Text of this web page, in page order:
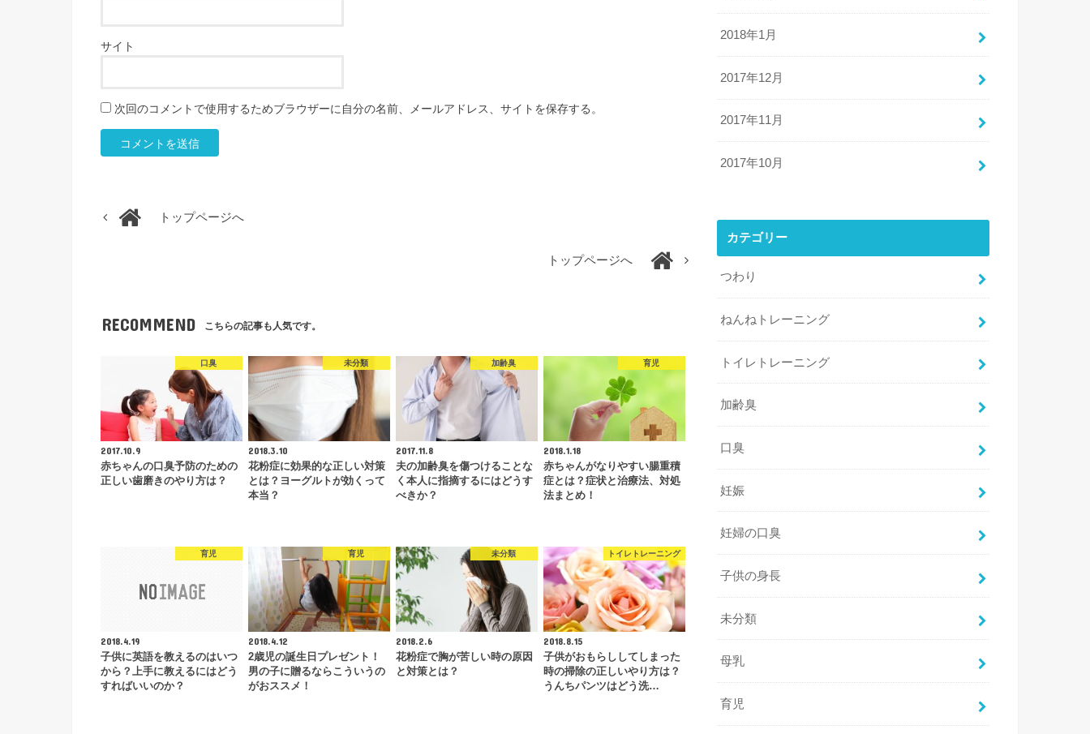
サイト
次回のコメントで使用するためブラウザーに自分の名前、メールアドレス、サイトを保存する。
トップページへ
トップページへ
RECOMMEND こちらの記事も人気です。
口臭
2017.10.9
赤ちゃんの口臭予防のための
正しい歯磨きのやり方は？
未分類
2018.3.10
花粉症に効果的な正しい対策
とは？ヨーグルトが効くって
本当？
加齢臭
2017.11.8
夫の加齢臭を傷つけることな
く本人に指摘するにはどうす
べきか？
育児
2018.1.18
赤ちゃんがなりやすい腸重積
症とは？症状と治療法、対処
法まとめ！
育児
2018.4.19
子供に英語を教えるのはいつ
から？上手に教えるにはどう
すればいいのか？
育児
2018.4.12
2歳児の誕生日プレゼント！
男の子に贈るならこういうの
がおススメ！
未分類
2018.2.6
花粉症で胸が苦しい時の原因
と対策とは？
トイレトレーニング
2018.8.15
子供がおもらししてしまった
時の掃除の正しいやり方は？
うんちパンツはどう洗…
2018年1月
2017年12月
2017年11月
2017年10月
カテゴリー
つわり
ねんねトレーニング
トイレトレーニング
加齢臭
口臭
妊娠
妊婦の口臭
子供の身長
未分類
母乳
育児